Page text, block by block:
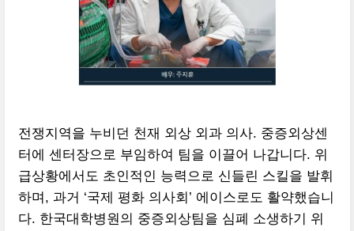
전쟁지역을 누비던 천재 외상 외과 의사. 중증외상센
터에 센터장으로 부임하여 팀을 이끌어 나갑니다. 위
급상황에서도 초인적인 능력으로 신들린 스킬을 발휘
하며, 과거 ‘국제 평화 의사회’ 에이스로도 활약했습니
다. 한국대학병원의 중증외상팀을 심폐 소생하기 위